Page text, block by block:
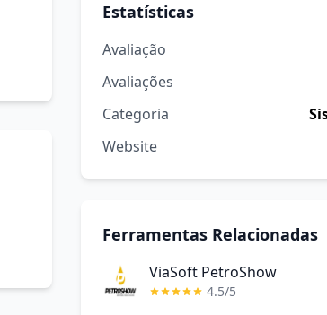
Estatísticas
Avaliação
Avaliações
Categoria
Website
Ferramentas Relacionadas
ViaSoft PetroShow
4.5/5